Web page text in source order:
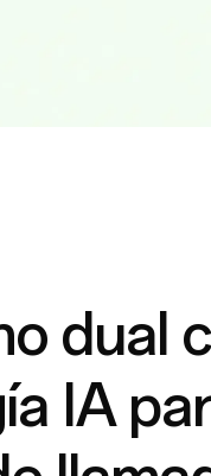
dual
IA